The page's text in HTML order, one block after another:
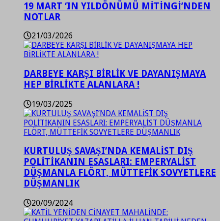
19 MART ‘IN YILDÖNÜMÜ MİTİNGİ’NDEN
NOTLAR
21/03/2026
DARBEYE KARŞI BİRLİK VE DAYANIŞMAYA
HEP BİRLİKTE ALANLARA !
19/03/2025
KURTULUŞ SAVAŞI’NDA KEMALİST DIŞ
POLİTİKANIN ESASLARI: EMPERYALİST
DÜŞMANLA FLÖRT, MÜTTEFİK SOVYETLERE
DÜŞMANLIK
20/09/2024